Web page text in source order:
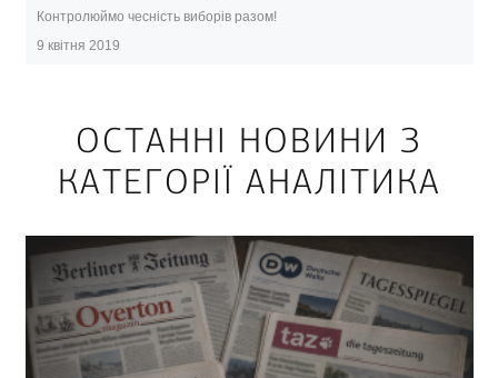
Контролюймо чесність виборів разом!
9 квітня 2019
ОСТАННІ НОВИНИ З
КАТЕГОРІЇ АНАЛІТИКА